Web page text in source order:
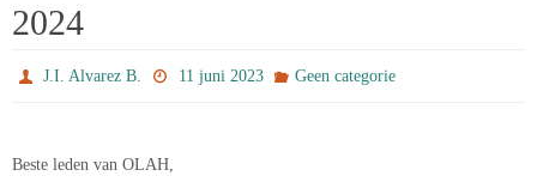
2024
J.I. Alvarez B. 11 juni 2023 Geen categorie
Beste leden van OLAH,